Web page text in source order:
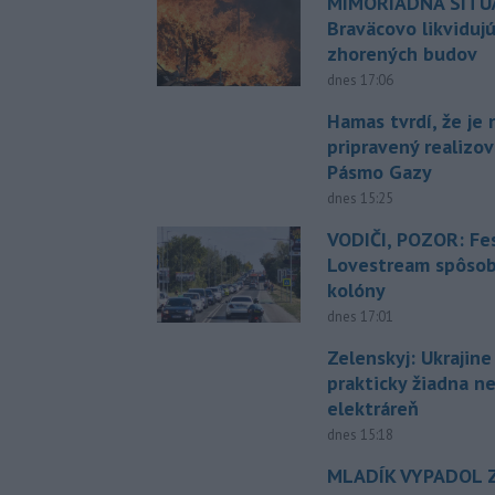
Braväcovo
zhorených budov
dnes 17:06
Hamas tvrdí, že je
pripravený
Pásmo Gazy
dnes 15:25
VODIČI, POZOR:
Lovestream
kolóny
dnes 17:01
Zelenskyj:
prakticky žiadna
elektráreň
dnes 15:18
MLADÍK VYPADOL